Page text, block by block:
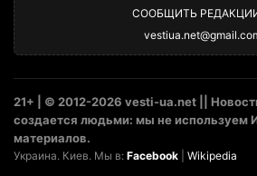
СООБЩИТЬ
21+ | © 2012-2026 vesti-ua.net ||
создается людьми: мы не используем
материалов.
Украина. Киев. Мы в: Facebook Wikipedia